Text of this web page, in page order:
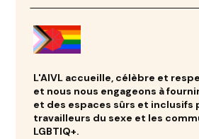
L'AIVL accueille, célèbre et
et nous nous engageons à
et des espaces sûrs et inclusifs
travailleurs du sexe et les
LGBTIQ+.